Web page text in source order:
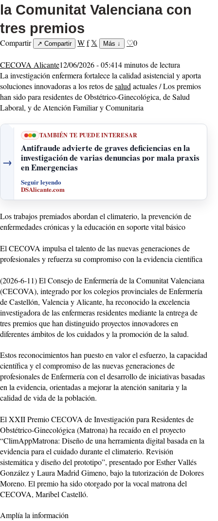
la Comunitat Valenciana con
tres premios
Compartir ↗ Compartir Wf 𝕏 Más ↓ ♡0
CECOVA Alicante12/06/2026 - 05:414 minutos de lectura
La investigación enfermera fortalece la calidad asistencial y aporta
soluciones innovadoras a los retos desaludactuales / Los premios
han sido para residentes de Obstétrico-Ginecológica, de Salud
Laboral, y de Atención Familiar y Comunitaria
→
TAMBIÉN TE PUEDE INTERESAR
Antifraude advierte de graves deficiencias en la
investigación de varias denuncias por mala praxis
en Emergencias
Seguir leyendo
DSAlicante.com
Los trabajos premiados abordan el climaterio, la prevención de
enfermedades crónicas y la educación en soporte vital básico
El CECOVA impulsa el talento de las nuevas generaciones de
profesionales y refuerza su compromiso con la evidencia científica
(2026-6-11) El Consejo de Enfermería de la Comunitat Valenciana
(CECOVA), integrado por los colegios provinciales de Enfermería
de Castellón, Valencia y Alicante, ha reconocido la excelencia
investigadora de las enfermeras residentes mediante la entrega de
tres premios que han distinguido proyectos innovadores en
diferentes ámbitos de los cuidados y la promoción de la salud.
Estos reconocimientos han puesto en valor el esfuerzo, la capacidad
científica y el compromiso de las nuevas generaciones de
profesionales de Enfermería con el desarrollo de iniciativas basadas
en la evidencia, orientadas a mejorar la atención sanitaria y la
calidad de vida de la población.
El XXII Premio CECOVA de Investigación para Residentes de
Obstétrico-Ginecológica (Matrona) ha recaído en el proyecto
“ClimAppMatrona: Diseño de una herramienta digital basada en la
evidencia para el cuidado durante el climaterio. Revisión
sistemática y diseño del prototipo”, presentado por Esther Vallés
González y Laura Madrid Gimeno, bajo la tutorización de Dolores
Moreno. El premio ha sido otorgado por la vocal matrona del
CECOVA, Maribel Castelló.
Amplía la información